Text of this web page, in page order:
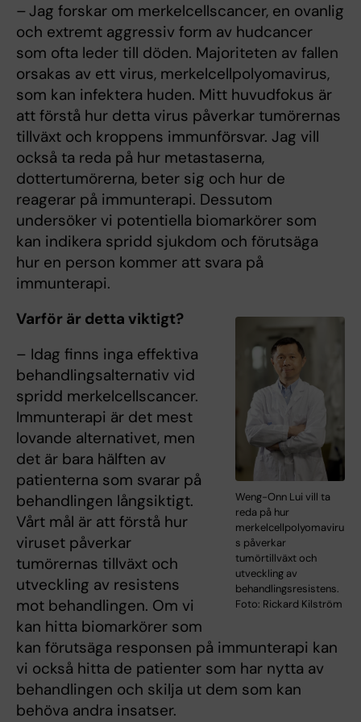
– Jag forskar om merkelcellscancer, en ovanlig
och extremt aggressiv form av hudcancer
som ofta leder till döden. Majoriteten av fallen
orsakas av ett virus, merkelcellpolyomavirus,
som kan infektera huden. Mitt huvudfokus är
att förstå hur detta virus påverkar tumörernas
tillväxt och kroppens immunförsvar. Jag vill
också ta reda på hur metastaserna,
dottertumörerna, beter sig och hur de
reagerar på immunterapi. Dessutom
undersöker vi potentiella biomarkörer som
kan indikera spridd sjukdom och förutsäga
hur en person kommer att svara på
immunterapi.
Weng-Onn Lui vill ta
reda på hur
merkelcellpolyomaviru
s påverkar
tumörtillväxt och
utveckling av
behandlingsresistens.
Foto: Rickard Kilström
Varför är detta viktigt?
– Idag finns inga effektiva
behandlingsalternativ vid
spridd merkelcellscancer.
Immunterapi är det mest
lovande alternativet, men
det är bara hälften av
patienterna som svarar på
behandlingen långsiktigt.
Vårt mål är att förstå hur
viruset påverkar
tumörernas tillväxt och
utveckling av resistens
mot behandlingen. Om vi
kan hitta biomarkörer som
kan förutsäga responsen på immunterapi kan
vi också hitta de patienter som har nytta av
behandlingen och skilja ut dem som kan
behöva andra insatser.